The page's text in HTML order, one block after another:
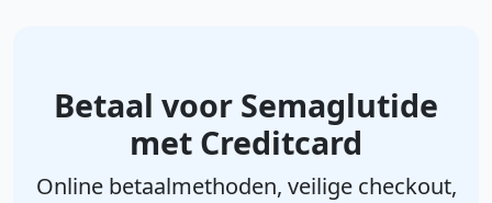
Betaal voor Semaglutide
met Creditcard
Online betaalmethoden, veilige checkout,